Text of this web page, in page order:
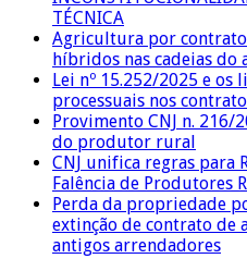
TÉCNICA
Agricultura por
híbridos nas cadeias do
Lei nº 15.252/2025 e os
processuais nos
Provimento CNJ n. 216/
do produtor rural
CNJ unifica regras para
Falência de Produtores
Perda da propriedade
extinção de contrato de
antigos arrendadores